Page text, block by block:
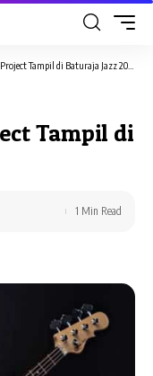
Tampil di Baturaja Jazz 2017
Tampil di
1 Min Read